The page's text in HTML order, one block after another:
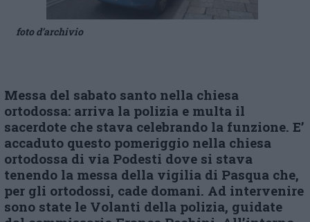
foto d’archivio
Messa del sabato santo nella chiesa
ortodossa: arriva la polizia e multa il
sacerdote che stava celebrando la funzione. E’
accaduto questo pomeriggio nella chiesa
ortodossa di via Podesti dove si stava
tenendo la messa della vigilia di Pasqua che,
per gli ortodossi, cade domani. Ad intervenire
sono state le Volanti della polizia, guidate